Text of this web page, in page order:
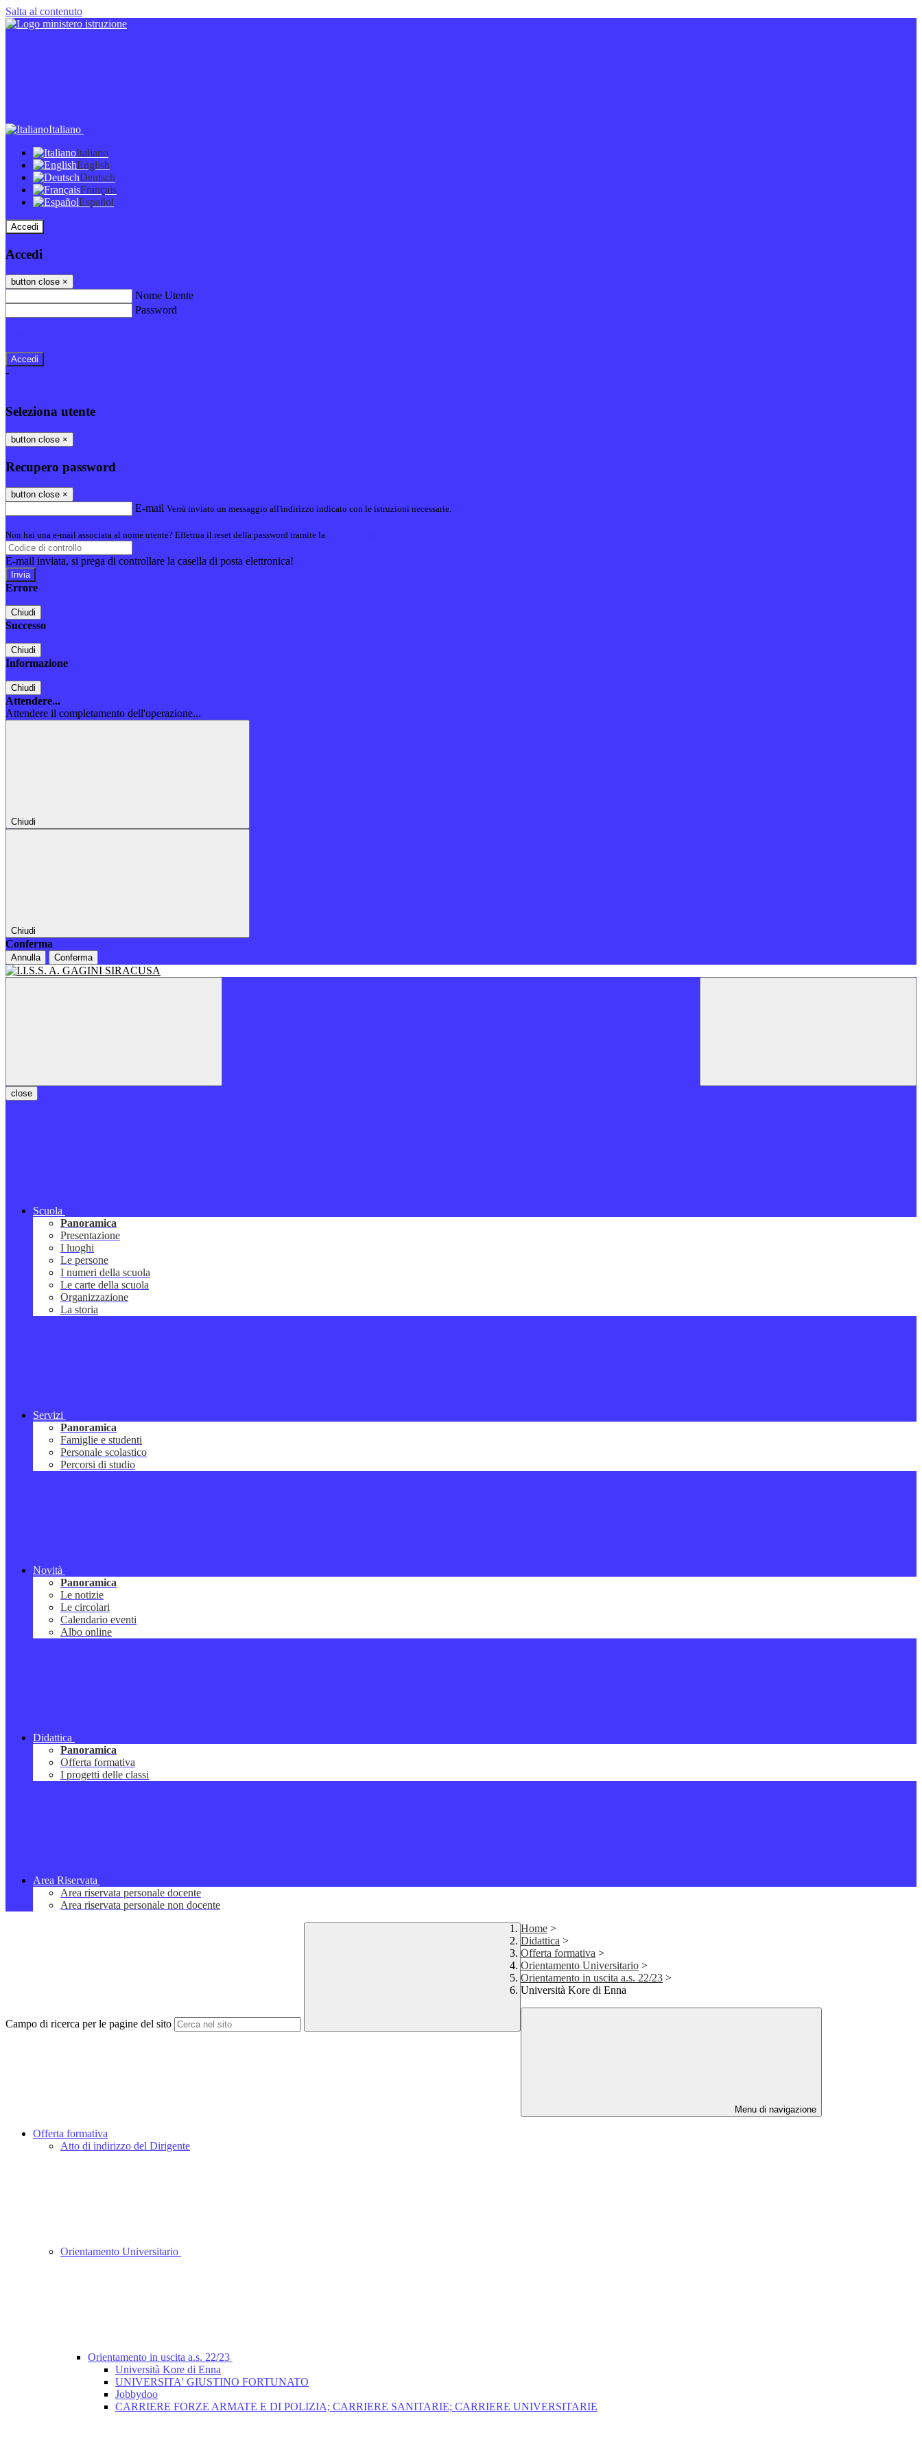
Salta al contenuto
Italiano
Italiano
English
Deutsch
Français
Español
Accedi
Accedi
button close ×
Nome Utente
Password
-
Seleziona utente
button close ×
Recupero password
button close ×
E-mail Verrà inviato un messaggio all'indirizzo indicato con le istruzioni necessarie.
Non hai una e-mail associata al nome utente? Effettua il reset della password tramite la
E-mail inviata, si prega di controllare la casella di posta elettronica!
Errore
Chiudi
Successo
Chiudi
Informazione
Chiudi
Attendere...
Attendere il completamento dell'operazione...
Chiudi
Chiudi
Conferma
Annulla Conferma
close
Scuola
Panoramica
Presentazione
I luoghi
Le persone
I numeri della scuola
Le carte della scuola
Organizzazione
La storia
Servizi
Panoramica
Famiglie e studenti
Personale scolastico
Percorsi di studio
Novità
Panoramica
Le notizie
Le circolari
Calendario eventi
Albo online
Didattica
Panoramica
Offerta formativa
I progetti delle classi
Area Riservata
Area riservata personale docente
Area riservata personale non docente
Campo di ricerca per le pagine del sito
Home >
Didattica >
Offerta formativa >
Orientamento Universitario >
Orientamento in uscita a.s. 22/23 >
Università Kore di Enna
Menu di navigazione
Offerta formativa
Atto di indirizzo del Dirigente
Orientamento Universitario
Orientamento in uscita a.s. 22/23
Università Kore di Enna
UNIVERSITA' GIUSTINO FORTUNATO
Jobbydoo
CARRIERE FORZE ARMATE E DI POLIZIA; CARRIERE SANITARIE; CARRIERE UNIVERSITARIE